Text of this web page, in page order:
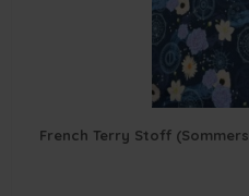
French Terry Stoff